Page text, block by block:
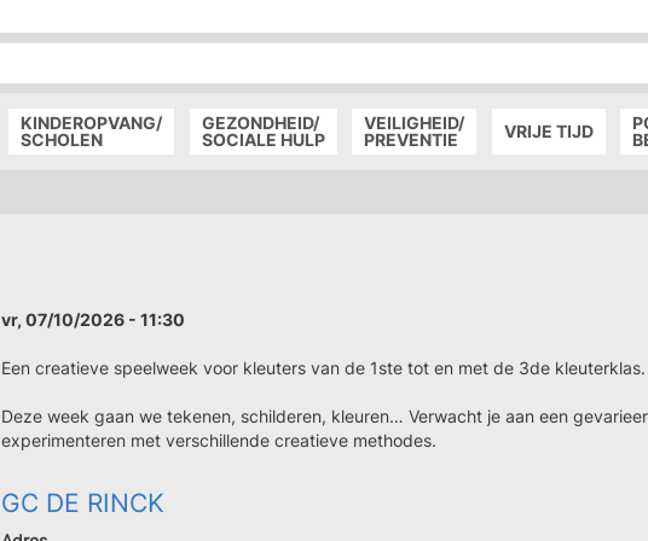
MENU
DE
PAGE
KINDEROPVANG/
SCHOLEN
GEZONDHEID/
SOCIALE HULP
VEILIGHEID/
PREVENTIE
VRIJE TIJD
vr, 07/10/2026 - 11:30
Een creatieve speelweek voor kleuters van de 1ste tot en met de 3de kleuterklas.
Deze week gaan we tekenen, schilderen, kleuren… Verwacht je aan een
experimenteren met verschillende creatieve methodes.
GC DE RINCK